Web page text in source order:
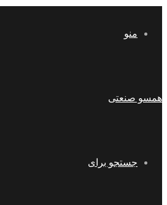
منو
همسو صنعتی
جستجو برای